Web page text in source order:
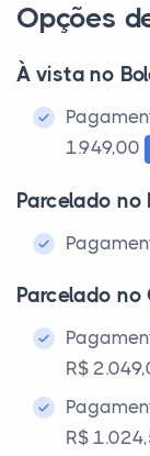
Opções
À vista no
1.949,00
Parcelado no
Parcelado
R$
R$